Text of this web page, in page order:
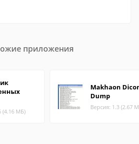
приложения
(4.16 МБ)
Makhaon
Dump
Версия: 1.3 (2.67